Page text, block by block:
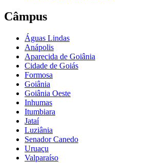
Câmpus
Águas Lindas
Anápolis
Aparecida de Goiânia
Cidade de Goiás
Formosa
Goiânia
Goiânia Oeste
Inhumas
Itumbiara
Jataí
Luziânia
Senador Canedo
Uruaçu
Valparaíso